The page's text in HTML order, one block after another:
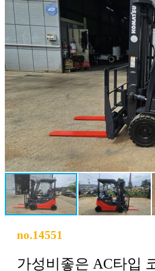
no.14551
가성비좋은 AC타입